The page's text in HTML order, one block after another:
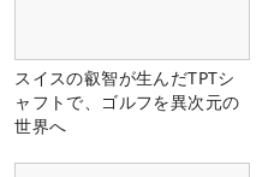
スイスの叡智が生んだTPTシ
ャフトで、ゴルフを異次元の
世界へ